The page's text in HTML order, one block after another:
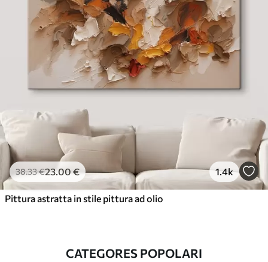
38.33€23.00 € 1.4k
Pittura astratta in stile pittura ad olio
CATEGORES POPOLARI